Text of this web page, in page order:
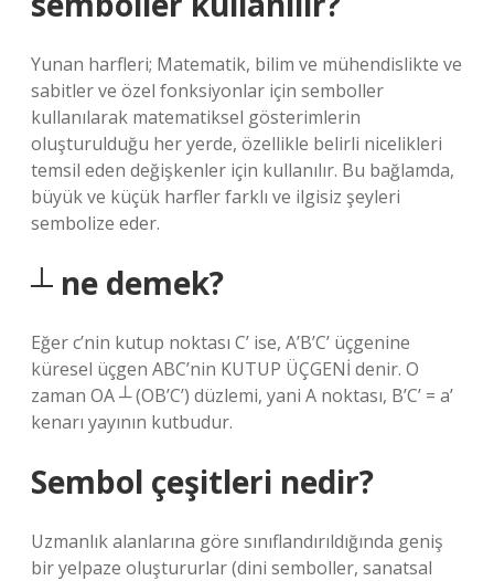
Yunan harfleri; Matematik, bilim ve mühendislikte ve
sabitler ve özel fonksiyonlar için semboller
kullanılarak matematiksel gösterimlerin
oluşturulduğu her yerde, özellikle belirli nicelikleri
temsil eden değişkenler için kullanılır. Bu bağlamda,
büyük ve küçük harfler farklı ve ilgisiz şeyleri
sembolize eder.
┴ ne demek?
Eğer c’nin kutup noktası C’ ise, A’B’C’ üçgenine
küresel üçgen ABC’nin KUTUP ÜÇGENİ denir. O
zaman OA ┴ (OB’C’) düzlemi, yani A noktası, B’C’ = a’
kenarı yayının kutbudur.
Sembol çeşitleri nedir?
Uzmanlık alanlarına göre sınıflandırıldığında geniş
bir yelpaze oluştururlar (dini semboller, sanatsal